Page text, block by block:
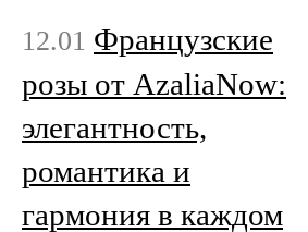
12.01 Французские
розы от AzaliaNow:
элегантность,
романтика и
гармония в каждом